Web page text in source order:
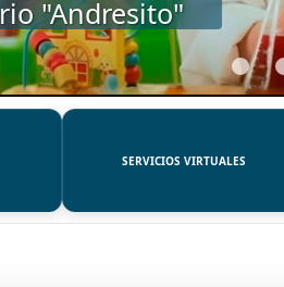
SERVICIOS VIRTUALES